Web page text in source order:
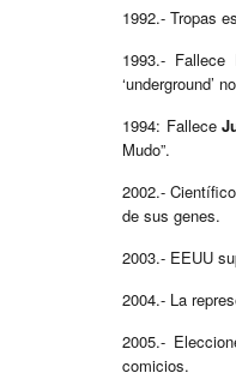
1992.- Tropas
1993.-
‘underground’
1994: Fallece
Mudo”.
2002.-
de sus genes.
2003.- EEUU
2004.- La
2005.-
comicios.